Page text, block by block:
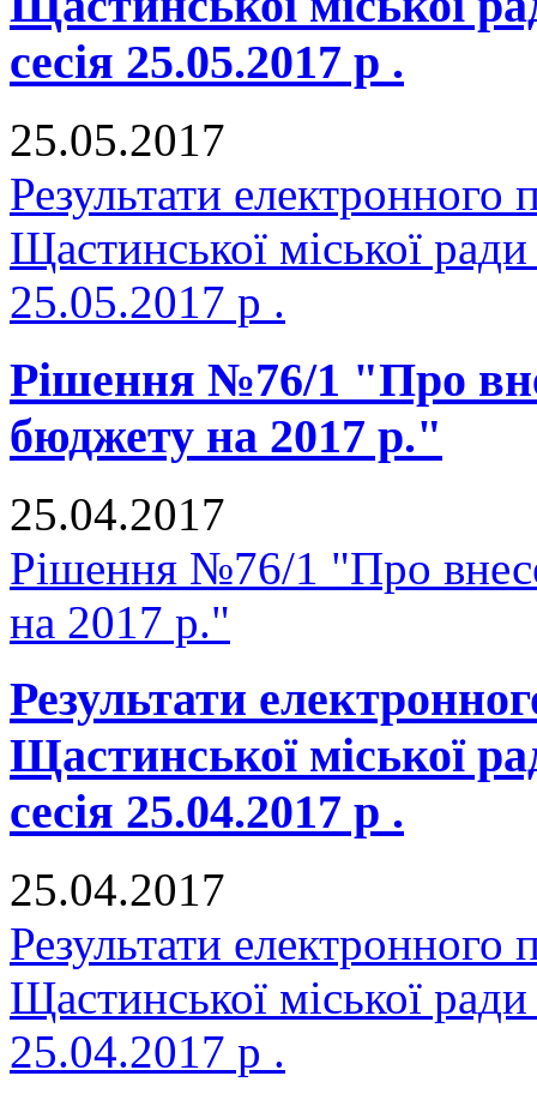
сесія 25.05.2017 р .
25.05.2017
Результати електронного
Щастинської міської
25.05.2017 р .
Рішення №76/1 "Про
бюджету на 2017 р."
25.04.2017
Рішення №76/1 "Про
на 2017 р."
Результати
Щастинської міської
сесія 25.04.2017 р .
25.04.2017
Результати електронного
Щастинської міської
25.04.2017 р .